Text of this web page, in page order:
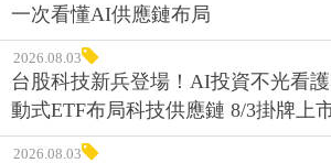
一次看懂AI供應鏈布局
2026.08.03
台股科技新兵登場！AI投資不光看
動式ETF布局科技供應鏈 8/3掛牌上
2026.08.03